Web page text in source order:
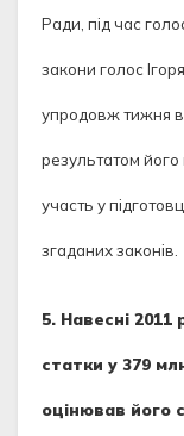
Ради, під час
закони голос
упродовж тижня
результатом його
участь у
згаданих законів.
5. Навесні
статки у 379
оцінював його